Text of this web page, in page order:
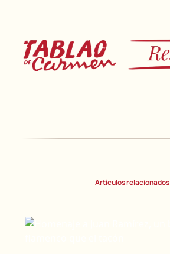
Artículos relacionados